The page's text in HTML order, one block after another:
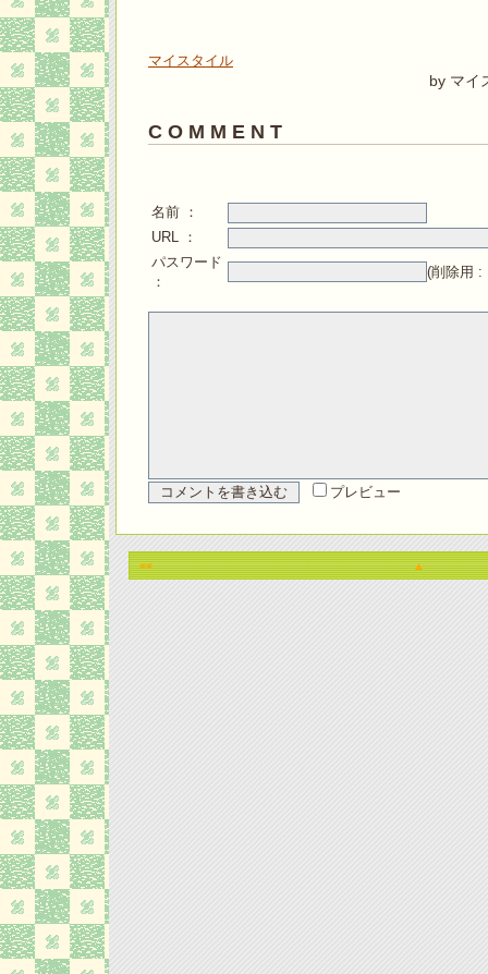
マイスタイル
by マイ
C O M M E N T
名前 ：
URL ：
パスワード
：
(削除用 :
プレビュー
<< ▲